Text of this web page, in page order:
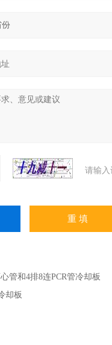
请输
管和4排8连PCR管冷却板
却板